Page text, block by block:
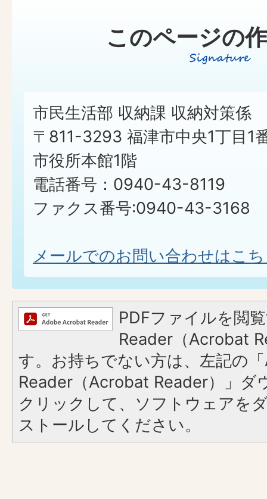
このページの
市民生活部 収納課 収納対策係
〒811-3293 福津市中央1丁目1
市役所本館1階
電話番号：0940-43-8119
ファクス番号:0940-43-3168
メールでのお問い合わせはこ
PDFファイルを閲
Reader（Acrobat
す。お持ちでない方は、左記の
Reader（Acrobat Reader）」ダ
クリックして、ソフトウェアを
ストールしてください。